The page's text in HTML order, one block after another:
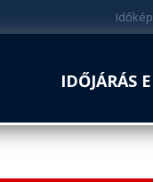
Időkép
IDŐJÁRÁS